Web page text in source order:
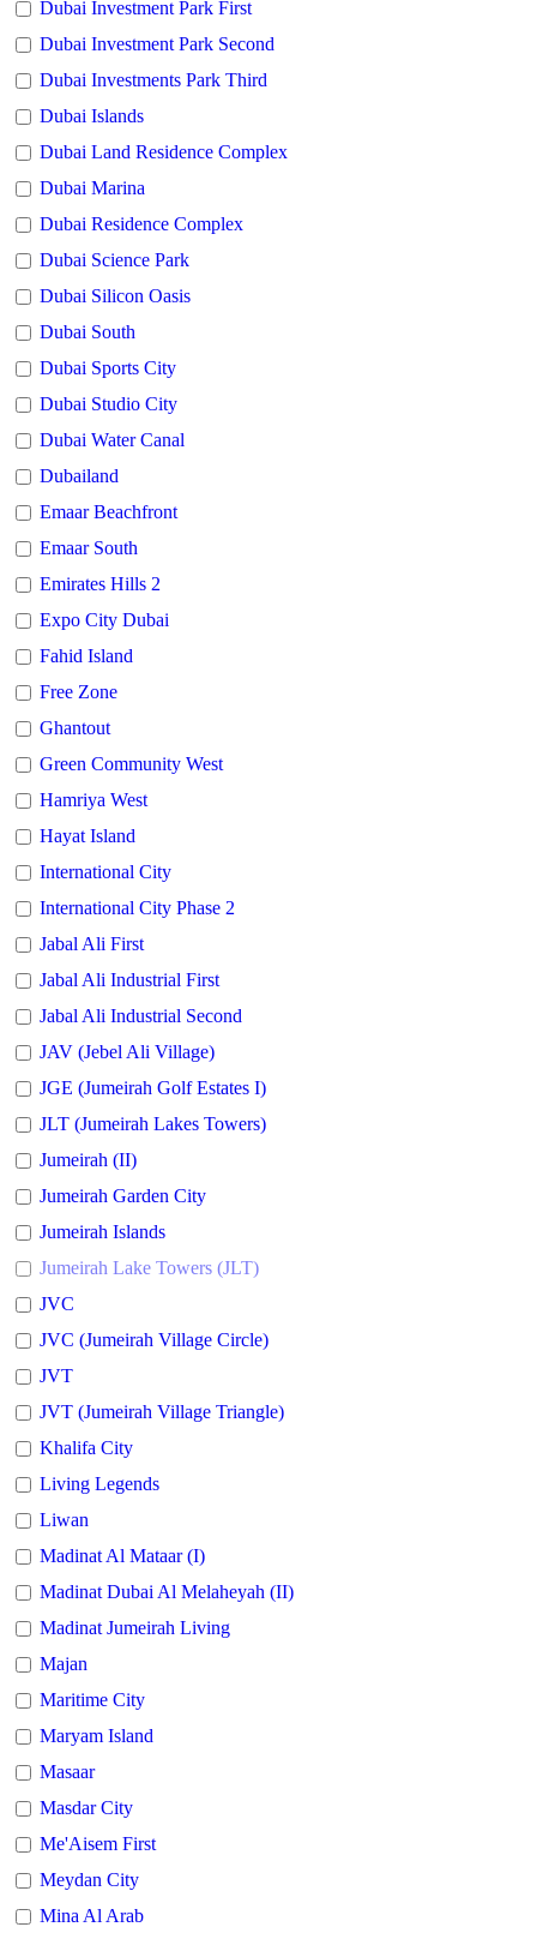
Dubai Investment Park First
Dubai Investment Park Second
Dubai Investments Park Third
Dubai Islands
Dubai Land Residence Complex
Dubai Marina
Dubai Residence Complex
Dubai Science Park
Dubai Silicon Oasis
Dubai South
Dubai Sports City
Dubai Studio City
Dubai Water Canal
Dubailand
Emaar Beachfront
Emaar South
Emirates Hills 2
Expo City Dubai
Fahid Island
Free Zone
Ghantout
Green Community West
Hamriya West
Hayat Island
International City
International City Phase 2
Jabal Ali First
Jabal Ali Industrial First
Jabal Ali Industrial Second
JAV (Jebel Ali Village)
JGE (Jumeirah Golf Estates I)
JLT (Jumeirah Lakes Towers)
Jumeirah (II)
Jumeirah Garden City
Jumeirah Islands
Jumeirah Lake Towers (JLT)
JVC
JVC (Jumeirah Village Circle)
JVT
JVT (Jumeirah Village Triangle)
Khalifa City
Living Legends
Liwan
Madinat Al Mataar (I)
Madinat Dubai Al Melaheyah (II)
Madinat Jumeirah Living
Majan
Maritime City
Maryam Island
Masaar
Masdar City
Me'Aisem First
Meydan City
Mina Al Arab